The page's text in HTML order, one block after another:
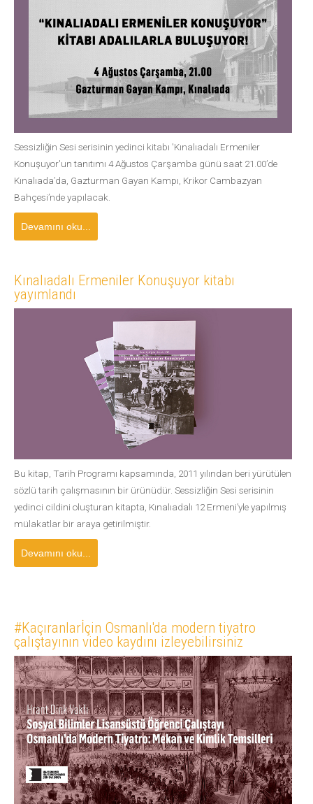
Sessizliğin Sesi serisinin yedinci kitabı 'Kınalıadalı Ermeniler
Konuşuyor'un tanıtımı 4 Ağustos Çarşamba günü saat 21.00’de
Kınalıada’da, Gazturman Gayan Kampı, Krikor Cambazyan
Bahçesi’nde yapılacak.
Devamını oku...
Kınalıadalı Ermeniler Konuşuyor kitabı
yayımlandı
Bu kitap, Tarih Programı kapsamında, 2011 yılından beri yürütülen
sözlü tarih çalışmasının bir ürünüdür. Sessizliğin Sesi serisinin
yedinci cildini oluşturan kitapta, Kınalıadalı 12 Ermeni’yle yapılmış
mülakatlar bir araya getirilmiştir.
Devamını oku...
#Kaçıranlarİçin Osmanlı'da modern tiyatro
çalıştayının video kaydını izleyebilirsiniz